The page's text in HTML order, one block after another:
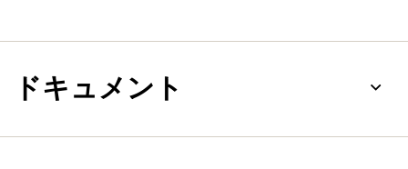
ドキュメント